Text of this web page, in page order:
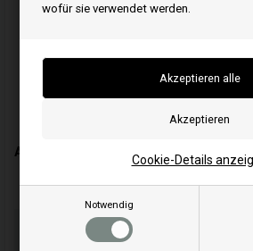
wofür sie verwendet werden.
Notwendig
Cookie-Details
A/C-Filter - 595435 - Briggs & Stratton
Bestellen Sie Ihre Artikel vor
Schnelle Lieferung -